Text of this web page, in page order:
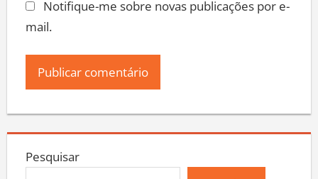
Notifique-me sobre novas publicações por e-
mail.
Pesquisar